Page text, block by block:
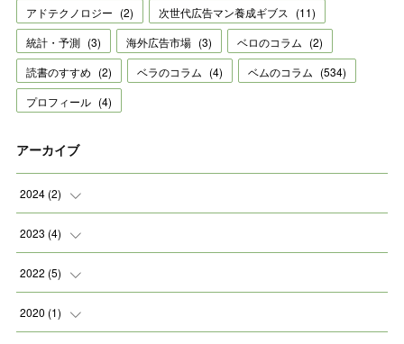
アドテクノロジー (2) 次世代広告マン養成ギブス (11)
統計・予測 (3) 海外広告市場 (3) ベロのコラム (2)
読書のすすめ (2) ベラのコラム (4) ベムのコラム (534)
プロフィール (4)
アーカイブ
2024 (2)
( )
2023 (4)
( )
( )
2022 (5)
( )
2020 (1)